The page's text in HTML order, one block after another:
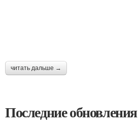
читать дальше →
Последние обновления